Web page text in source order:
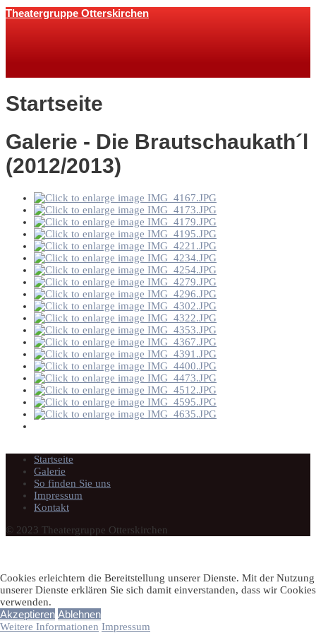
Theatergruppe Otterskirchen
Startseite
Galerie - Die Brautschaukath´l
(2012/2013)
Startseite
Galerie
So finden Sie uns
Impressum
Kontakt
© 2023 Theatergruppe Otterskirchen
Cookies erleichtern die Bereitstellung unserer Dienste. Mit der Nutzung
unserer Dienste erklären Sie sich damit einverstanden, dass wir Cookies
verwenden.
Akzeptieren Ablehnen
Weitere Informationen Impressum